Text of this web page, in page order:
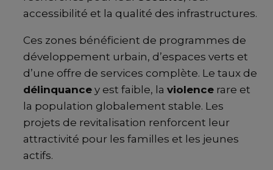
accessibilité et la qualité des infrastructures.
Ces zones bénéficient de programmes de
développement urbain, d’espaces verts et
d’une offre de services complète. Le taux de
délinquance y est faible, la violence rare et
la population globalement stable. Les
projets de revitalisation renforcent leur
attractivité pour les familles et les jeunes
actifs.